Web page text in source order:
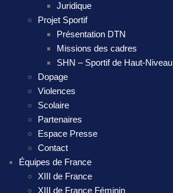
Juridique
Projet Sportif
Présentation DTN
Missions des cadres
SHN – Sportif de Haut-Niveau
Dopage
Violences
Scolaire
Partenaires
Espace Presse
Contact
Équipes de France
XIII de France
XIII de France Féminin